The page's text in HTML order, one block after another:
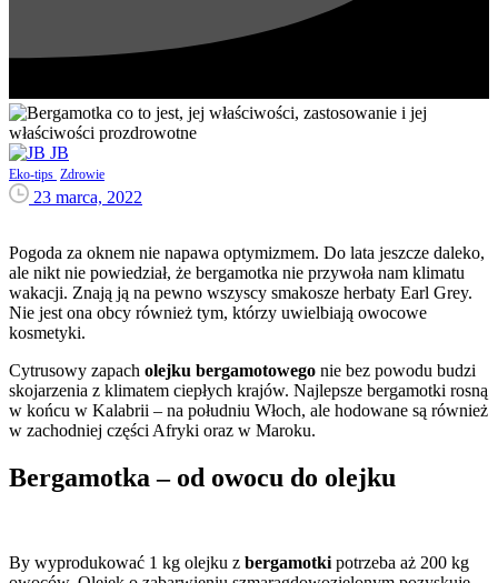
JB
Eko-tips Zdrowie
23 marca, 2022
Pogoda za oknem nie napawa optymizmem. Do lata jeszcze daleko,
ale nikt nie powiedział, że bergamotka nie przywoła nam klimatu
wakacji. Znają ją na pewno wszyscy smakosze herbaty Earl Grey.
Nie jest ona obcy również tym, którzy uwielbiają owocowe
kosmetyki.
Cytrusowy zapach olejku bergamotowego nie bez powodu budzi
skojarzenia z klimatem ciepłych krajów. Najlepsze bergamotki rosną
w końcu w Kalabrii – na południu Włoch, ale hodowane są również
w zachodniej części Afryki oraz w Maroku.
Bergamotka – od owocu do olejku
By wyprodukować 1 kg olejku z bergamotki potrzeba aż 200 kg